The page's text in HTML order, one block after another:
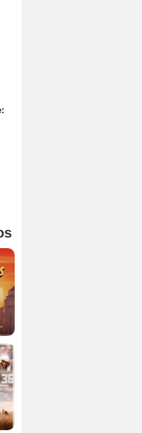
Manual para superhéroes: La máscara roja Tráiler
Palestina 36 Tráiler VOSE